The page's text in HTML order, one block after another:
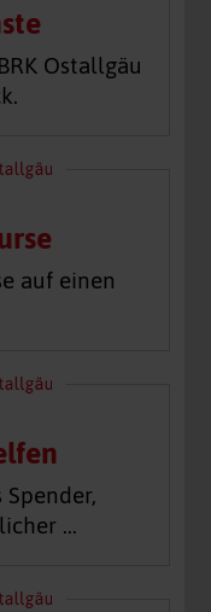
Ostallgäu
auf einen
…